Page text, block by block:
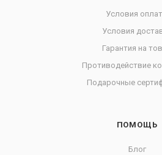
Условия
Условия
Гарантия на
Противодействие
Подарочные
ПОМОЩЬ
Блог